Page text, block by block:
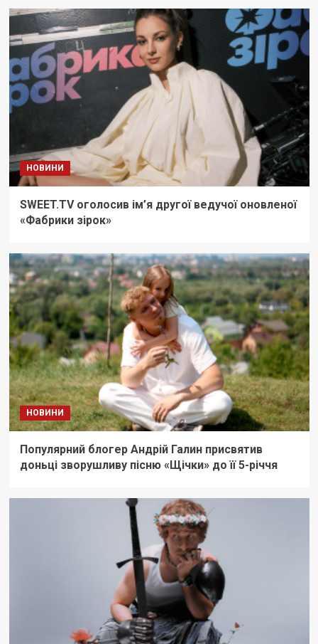
НОВИНИ
SWEET.TV оголосив ім’я другої ведучої оновленої
«Фабрики зірок»
НОВИНИ
Популярний блогер Андрій Галин присвятив
доньці зворушливу пісню «Щічки» до її 5-річчя